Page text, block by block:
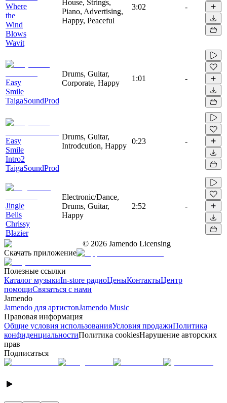
Where
the
Wind
Blows
Wavit
House, Strings,
Piano, Advertising,
Happy, Peaceful
3:02 -
Easy
Smile
TaigaSoundProd
Drums, Guitar,
Corporate, Happy
1:01 -
Easy
Smile
Intro2
TaigaSoundProd
Drums, Guitar,
Introdcution, Happy
0:23 -
Jingle
Bells
Chrissy
Blazier
Electronic/Dance,
Drums, Guitar,
Happy
2:52 -
© 2026 Jamendo Licensing
Скачать приложение
Полезные ссылки
Каталог музыкиIn-store радиоЦеныКонтактыЦентр
помощиСвязаться с нами
Jamendo
Jamendo для артистовJamendo Music
Правовая информация
Общие условия использованияУсловия продажиПолитика
конфиденциальностиПолитика cookiesНарушение авторских
прав
Подписаться